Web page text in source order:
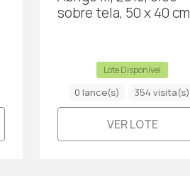
sobre tela, 50 x 40 cm
Lote Disponível
0 lance(s) 354 visita(s)
VER LOTE